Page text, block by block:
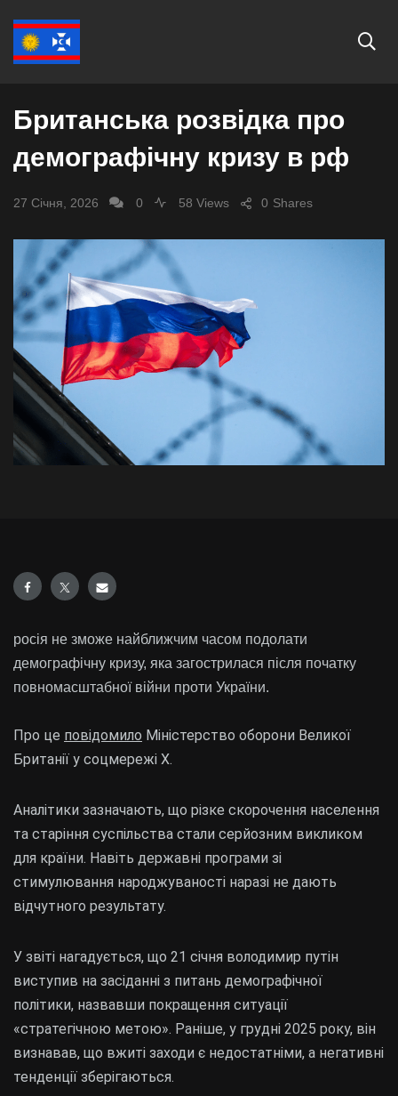
СВІТ
Британська розвідка про
демографічну кризу в рф
27 Січня, 2026 0 58 Views Shares
0
росія не зможе найближчим часом подолати
демографічну кризу, яка загострилася після початку
повномасштабної війни проти України.
Про це повідомило Міністерство оборони Великої
Британії у соцмережі Х.
Аналітики зазначають, що різке скорочення населення
та старіння суспільства стали серйозним викликом
для країни. Навіть державні програми зі
стимулювання народжуваності наразі не дають
відчутного результату.
У звіті нагадується, що 21 січня володимир путін
виступив на засіданні з питань демографічної
політики, назвавши покращення ситуації
«стратегічною метою». Раніше, у грудні 2025 року, він
визнавав, що вжиті заходи є недостатніми, а негативні
тенденції зберігаються.